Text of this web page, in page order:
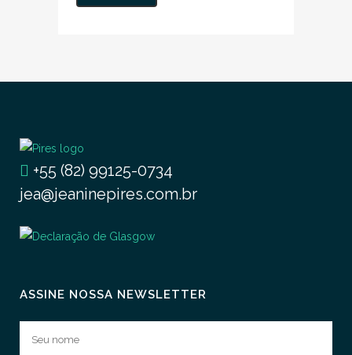
+55 (82) 99125-0734
jea@jeaninepires.com.br
ASSINE NOSSA NEWSLETTER